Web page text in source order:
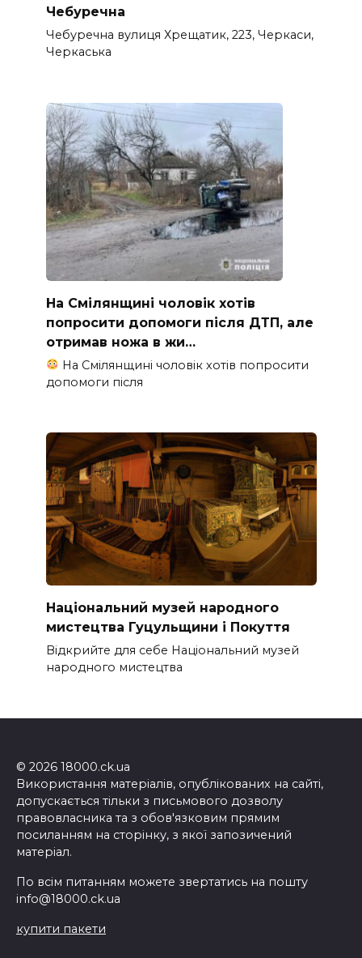
Чебуречна
Чебуречна вулиця Хрещатик, 223, Черкаси,
Черкаська
На Смілянщині чоловік хотів
попросити допомоги після ДТП, але
отримав ножа в жи…
На Смілянщині чоловік хотів попросити
допомоги після
Національний музей народного
мистецтва Гуцульщини і Покуття
Відкрийте для себе Національний музей
народного мистецтва
© 2026 18000.ck.ua
Використання матеріалів, опублікованих на сайті,
допускається тільки з письмового дозволу
правовласника та з обов'язковим прямим
посиланням на сторінку, з якої запозичений
матеріал.
По всім питанням можете звертатись на пошту
info@18000.ck.ua
купити пакети